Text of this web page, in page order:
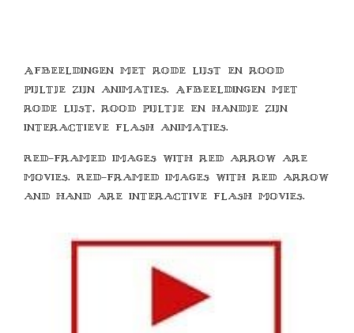
Afbeeldingen met rode lijst en rood
pijltje zijn animaties. Afbeeldingen met
rode lijst, rood pijltje en handje zijn
interactieve flash animaties.
Red-framed images with red arrow are
movies. Red-framed images with red arrow
and hand are interactive flash movies.